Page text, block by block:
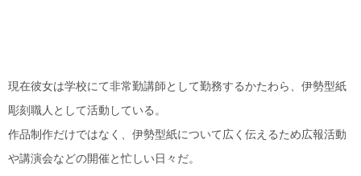
現在彼女は学校にて非常勤講師として勤務するかたわら、伊勢型紙
彫刻職人として活動している。
作品制作だけではなく、伊勢型紙について広く伝えるため広報活動
や講演会などの開催と忙しい日々だ。